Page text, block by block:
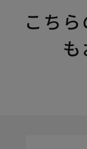
こち